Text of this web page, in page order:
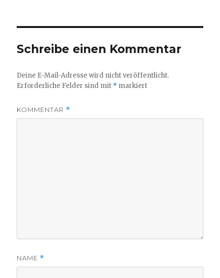
Schreibe einen Kommentar
Deine E-Mail-Adresse wird nicht veröffentlicht.
Erforderliche Felder sind mit * markiert
KOMMENTAR *
NAME *